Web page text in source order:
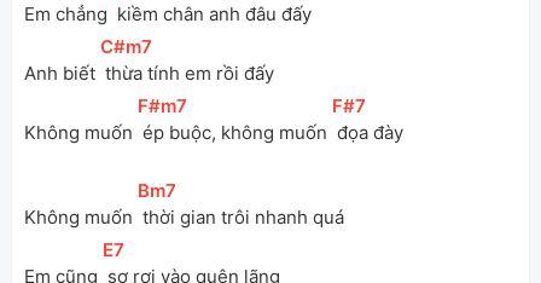
Em chẳng kiềm chân anh đâu đấy
Anh biết
[
C#m7
thừa tính em rồi đấy
Không muốn
[F#m7
ép buộc, không muốn
[F#7
đọa đày
Không muốn
[Bm7
thời gian trôi nhanh quá
Em cũng
[E7
sợ rơi vào quên lãng